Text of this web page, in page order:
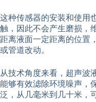
这种传感器的安装和使用
触，因此不会产生磨损，
距离液面一定距离的位置
或管道改动。
从技术角度来看，超声波
能够有效滤除环境噪声，
泛，从几毫米到几十米，